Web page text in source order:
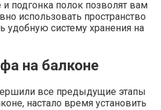
подгонка полок позволят вам
использовать пространство
удобную систему хранения на
на балконе
все предыдущие этапы
настало время установить